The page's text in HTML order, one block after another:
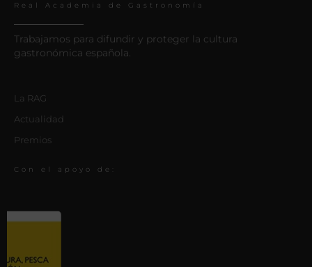
Real Academia de Gastronomía
Trabajamos para difundir y proteger la cultura
gastronómica española.
La RAG
Actualidad
Premios
Con el apoyo de: